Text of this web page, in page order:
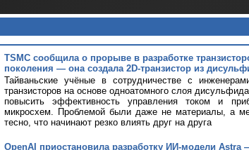
TSMC сообщила о прорыве в разработке
поколения — она создала 2D-транзистор из
Тайваньские учёные в сотрудничестве с
транзисторов на основе одноатомного слоя
повысить эффективность управления током и
микросхем. Проблемой были даже не материалы, а
тесно, что начинают резко влиять друг на друга
OpenAI приостановила разработку ИИ-модели